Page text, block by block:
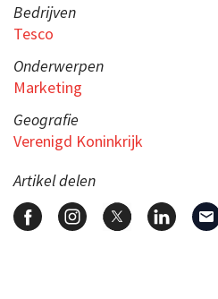
Bedrijven
Tesco
Onderwerpen
Marketing
Geografie
Verenigd Koninkrijk
Artikel delen